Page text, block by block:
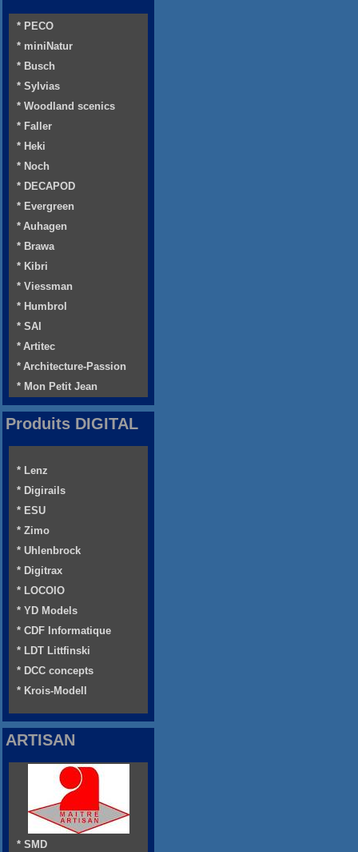
* PECO
* miniNatur
* Busch
* Sylvias
* Woodland scenics
* Faller
* Heki
* Noch
* DECAPOD
* Evergreen
* Auhagen
* Brawa
* Kibri
* Viessman
* Humbrol
* SAI
* Artitec
* Architecture-Passion
* Mon Petit Jean
Produits DIGITAL
* Lenz
* Digirails
* ESU
* Zimo
* Uhlenbrock
* Digitrax
* LOCOIO
* YD Models
* CDF Informatique
* LDT Littfinski
* DCC concepts
* Krois-Modell
ARTISAN
* SMD